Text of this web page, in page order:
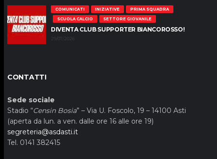
COMUNICATI INIZIATIVE
PRIMA SQUADRA
SCUOLA CALCIO
SETTORE GIOVANILE
DIVENTA CLUB SUPPORTER BIANCOROSSO!
29/07/2026
CONTATTI
Sede sociale
Stadio “Censin Bosia” – Via U. Foscolo, 19 – 14100 Asti
(aperta da lun. a ven. dalle ore 16 alle ore 19)
segreteria@asdasti.it
Tel. 0141 382415